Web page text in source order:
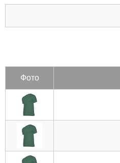
Фото